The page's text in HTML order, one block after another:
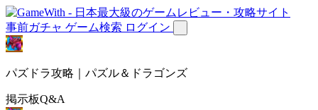
事前ガチャ ゲーム検索 ログイン
パズドラ攻略｜パズル＆ドラゴンズ
掲示板Q&A